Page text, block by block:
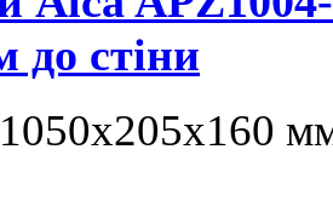
до стіни